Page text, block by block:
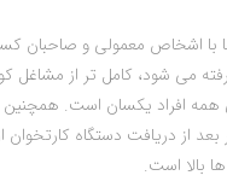
با اشخاص معمولی و صاحبان
می شود، کامل تر از
همه افراد یکسان است. همچنین
از دریافت دستگاه
بالا است.